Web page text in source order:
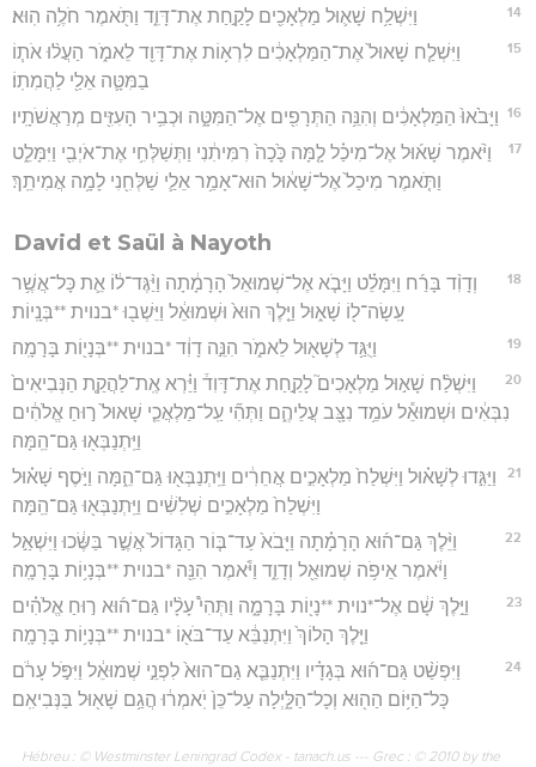
14 וַיִּשְׁלַ֥ח שָׁא֛וּל מַלְאָכִ֖ים לָקַ֣חַת אֶת־דָּוִ֑ד וַתֹּ֖אמֶר חֹלֶ֥ה הֽוּא׃
15
וַיִּשְׁלַ֤ח שָׁאוּל֙ אֶת־הַמַּלְאָכִ֔ים לִרְא֥וֹת אֶת־דָּוִ֖ד לֵאמֹ֑ר הַעֲל֨וּ אֹת֧וֹ
בַמִּטָּ֛ה אֵלַ֖י לַהֲמִתֽוֹ׃
16 וַיָּבֹ֙אוּ֙ הַמַּלְאָכִ֔ים וְהִנֵּ֥ה הַתְּרָפִ֖ים אֶל־הַמִּטָּ֑ה וּכְבִ֥יר הָעִזִּ֖ים מְרַאֲשֹׁתָֽיו׃
17
וַיֹּ֨אמֶר שָׁא֜וּל אֶל־מִיכַ֗ל לָ֤מָּה כָּ֙כָה֙ רִמִּיתִ֔נִי וַתְּשַׁלְּחִ֥י אֶת־אֹיְבִ֖י וַיִּמָּלֵ֑ט
וַתֹּ֤אמֶר מִיכַל֙ אֶל־שָׁא֔וּל הוּא־אָמַ֥ר אֵלַ֛י שַׁלְּחִ֖נִי לָמָ֥ה אֲמִיתֵֽךְ׃
David et Saül à Nayoth
18
וְדָוִ֨ד בָּרַ֜ח וַיִּמָּלֵ֗ט וַיָּבֹ֤א אֶל־שְׁמוּאֵל֙ הָרָמָ֔תָה וַיַּ֨גֶּד־ל֔וֹ אֵ֛ת כָּל־אֲשֶׁ֥ר
עָֽשָׂה־ל֖וֹ שָׁא֑וּל וַיֵּ֤לֶךְ הוּא֙ וּשְׁמוּאֵ֔ל וַיֵּשְׁב֖וּ *בנוית **בְּנָֽיוֹת׃
19 וַיֻּגַּ֥ד לְשָׁא֖וּל לֵאמֹ֑ר הִנֵּ֣ה דָוִ֔ד *בנוית **בְּנָי֖וֹת בָּרָמָֽה׃
20
וַיִּשְׁלַ֨ח שָׁא֣וּל מַלְאָכִים֮ לָקַ֣חַת אֶת־דָּוִד֒ וַיַּ֗רְא אֶֽת־לַהֲקַ֤ת הַנְּבִיאִים֙
נִבְּאִ֔ים וּשְׁמוּאֵ֕ל עֹמֵ֥ד נִצָּ֖ב עֲלֵיהֶ֑ם וַתְּהִ֞י עַֽל־מַלְאֲכֵ֤י שָׁאוּל֙ ר֣וּחַ אֱלֹהִ֔ים
וַיִּֽתְנַבְּא֖וּ גַּם־הֵֽמָּה׃
21
וַיַּגִּ֣דוּ לְשָׁא֗וּל וַיִּשְׁלַח֙ מַלְאָכִ֣ים אֲחֵרִ֔ים וַיִּֽתְנַבְּא֖וּ גַּם־הֵ֑מָּה וַיֹּ֣סֶף שָׁא֗וּל
וַיִּשְׁלַח֙ מַלְאָכִ֣ים שְׁלִשִׁ֔ים וַיִּֽתְנַבְּא֖וּ גַּם־הֵֽמָּה׃
22
וַיֵּ֨לֶךְ גַּם־ה֜וּא הָרָמָ֗תָה וַיָּבֹא֙ עַד־בּ֤וֹר הַגָּדוֹל֙ אֲשֶׁ֣ר בַּשֶּׂ֔כוּ וַיִּשְׁאַ֣ל
וַיֹּ֔אמֶר אֵיפֹ֥ה שְׁמוּאֵ֖ל וְדָוִ֑ד וַיֹּ֕אמֶר הִנֵּ֖ה *בנוית **בְּנָי֥וֹת בָּרָמָֽה׃
23
וַיֵּ֣לֶךְ שָׁ֔ם אֶל־*נוית **נָי֖וֹת בָּרָמָ֑ה וַתְּהִי֩ עָלָ֨יו גַּם־ה֜וּא ר֣וּחַ אֱלֹהִ֗ים
וַיֵּ֤לֶךְ הָלוֹךְ֙ וַיִּתְנַבֵּ֔א עַד־בֹּא֖וֹ *בנוית **בְּנָי֥וֹת בָּרָמָֽה׃
24
וַיִּפְשַׁ֨ט גַּם־ה֜וּא בְּגָדָ֗יו וַיִּתְנַבֵּ֤א גַם־הוּא֙ לִפְנֵ֣י שְׁמוּאֵ֔ל וַיִּפֹּ֣ל עָרֹ֔ם
כָּל־הַיּ֥וֹם הַה֖וּא וְכָל־הַלָּ֑יְלָה עַל־כֵּן֙ יֹֽאמְר֔וּ הֲגַ֥ם שָׁא֖וּל בַּנְּבִיאִֽם׃
Hébreu : © Westminster Leningrad Codex - tanach.us --- Grec : © 2010 by the